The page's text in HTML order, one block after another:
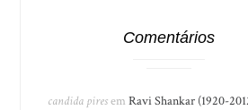
Comentários
candida piresemRavi Shankar (1920-